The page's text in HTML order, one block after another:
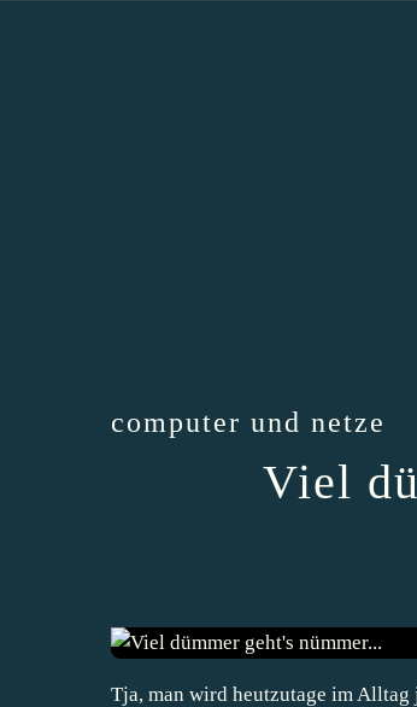
computer und netze
Viel
Tja, man wird heutzutage im